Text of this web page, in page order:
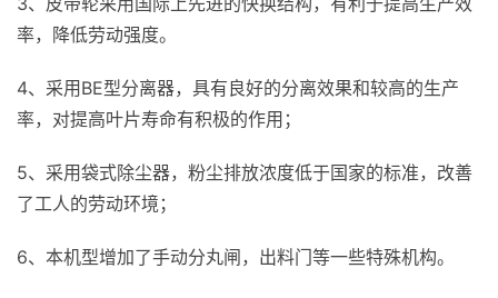
率，降低劳动强度。
4、采用BE型分离器，具有良好的分离效果和较高的生产
率，对提高叶片寿命有积极的作用；
5、采用袋式除尘器，粉尘排放浓度低于国家的标准，改善
了工人的劳动环境；
6、本机型增加了手动分丸闸，出料门等一些特殊机构。